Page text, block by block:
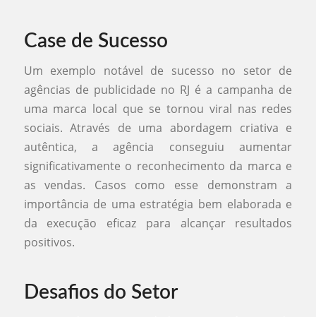
Case de Sucesso
Um exemplo notável de sucesso no setor de
agências de publicidade no RJ é a campanha de
uma marca local que se tornou viral nas redes
sociais. Através de uma abordagem criativa e
autêntica, a agência conseguiu aumentar
significativamente o reconhecimento da marca e
as vendas. Casos como esse demonstram a
importância de uma estratégia bem elaborada e
da execução eficaz para alcançar resultados
positivos.
Desafios do Setor